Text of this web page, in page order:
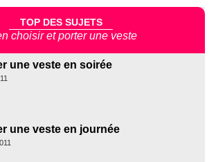
TOP DES SUJETS
choisir et porter une veste
une veste en soirée
une veste en journée